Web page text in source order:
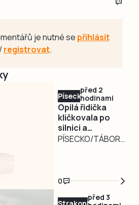
je nutné se přihlásit
/registrovat.
Písecko
před 2
hodinami
Opilá řidička
kličkovala po
silnici a
ohrožovala
PÍSECKO/TÁBORSKO
automobil
zaměstnal ve
středu v poledne
0
před 3